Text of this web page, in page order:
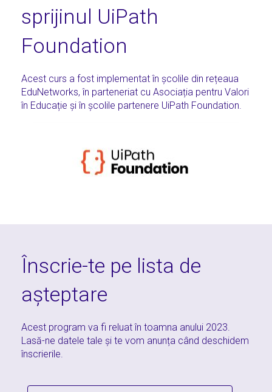
sprijinul UiPath
Foundation
Acest curs a fost implementat în școlile din rețeaua
EduNetworks, în parteneriat cu Asociația pentru Valori
în Educație și în școlile partenere UiPath Foundation.
Înscrie-te pe lista de
așteptare
Acest program va fi reluat în toamna anului 2023.
Lasă-ne datele tale și te vom anunța când deschidem
înscrierile.